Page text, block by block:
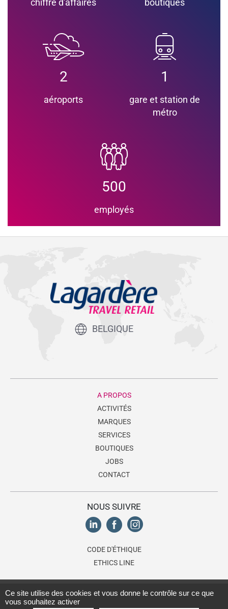
chiffre d'affaires boutiques
2
aéroports
1
gare et station de
métro
500
employés
BELGIQUE
A PROPOS
ACTIVITÉS
MARQUES
SERVICES
BOUTIQUES
JOBS
CONTACT
NOUS SUIVRE
CODE D'ÉTHIQUE
ETHICS LINE
© 2026 Lagardère Travel Retail, une division dugroupe Lagardère
Tous droits réservés.
Ce site utilise des cookies et vous donne le contrôle sur ce que
vous souhaitez activer